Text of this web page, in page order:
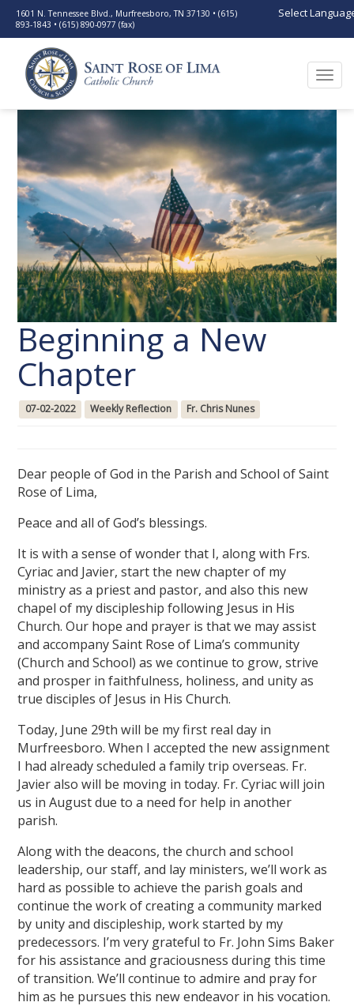
1601 N. Tennessee Blvd., Murfreesboro, TN 37130 • (615)
893-1843 • (615) 890-0977 (fax)
Select
Beginning a New
Chapter
07-02-2022 Weekly Reflection Fr. Chris Nunes
Dear people of God in the Parish and School of Saint
Rose of Lima,
Peace and all of God’s blessings.
It is with a sense of wonder that I, along with Frs.
Cyriac and Javier, start the new chapter of my
ministry as a priest and pastor, and also this new
chapel of my discipleship following Jesus in His
Church. Our hope and prayer is that we may assist
and accompany Saint Rose of Lima’s community
(Church and School) as we continue to grow, strive
and prosper in faithfulness, holiness, and unity as
true disciples of Jesus in His Church.
Today, June 29th will be my first real day in
Murfreesboro. When I accepted the new assignment
I had already scheduled a family trip overseas. Fr.
Javier also will be moving in today. Fr. Cyriac will join
us in August due to a need for help in another
parish.
Along with the deacons, the church and school
leadership, our staff, and lay ministers, we’ll work as
hard as possible to achieve the parish goals and
continue the work of creating a community marked
by unity and discipleship, work started by my
predecessors. I’m very grateful to Fr. John Sims Baker
for his assistance and graciousness during this time
of transition. We’ll continue to admire and pray for
him as he pursues this new endeavor in his vocation.